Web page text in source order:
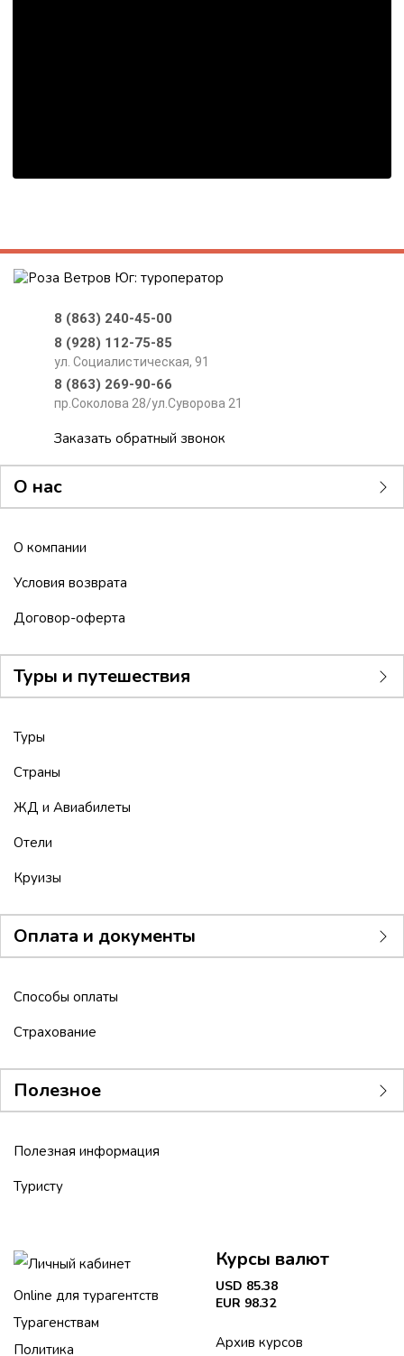
8 (863) 240-45-00
8 (928) 112-75-85
ул. Социалистическая, 91
8 (863) 269-90-66
пр.Соколова 28/ул.Суворова 21
Заказать обратный звонок
О нас
О компании
Условия возврата
Договор-оферта
Туры и путешествия
Туры
Страны
ЖД и Авиабилеты
Отели
Круизы
Оплата и документы
Способы оплаты
Страхование
Полезное
Полезная информация
Туристу
Личный кабинет
Online для турагентств
Турагенствам
Политика
Курсы валют
USD 85.38
EUR 98.32
Архив курсов